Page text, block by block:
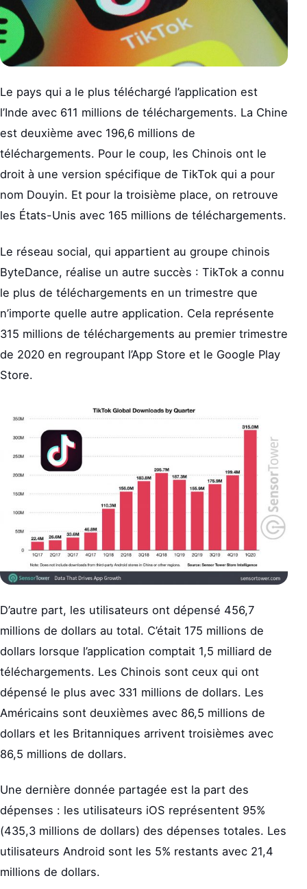
Le pays qui a le plus téléchargé l’application est
l’Inde avec 611 millions de téléchargements. La Chine
est deuxième avec 196,6 millions de
téléchargements. Pour le coup, les Chinois ont le
droit à une version spécifique de TikTok qui a pour
nom Douyin. Et pour la troisième place, on retrouve
les États-Unis avec 165 millions de téléchargements.
Le réseau social, qui appartient au groupe chinois
ByteDance, réalise un autre succès : TikTok a connu
le plus de téléchargements en un trimestre que
n’importe quelle autre application. Cela représente
315 millions de téléchargements au premier trimestre
de 2020 en regroupant l’App Store et le Google Play
Store.
D’autre part, les utilisateurs ont dépensé 456,7
millions de dollars au total. C’était 175 millions de
dollars lorsque l’application comptait 1,5 milliard de
téléchargements. Les Chinois sont ceux qui ont
dépensé le plus avec 331 millions de dollars. Les
Américains sont deuxièmes avec 86,5 millions de
dollars et les Britanniques arrivent troisièmes avec
86,5 millions de dollars.
Une dernière donnée partagée est la part des
dépenses : les utilisateurs iOS représentent 95%
(435,3 millions de dollars) des dépenses totales. Les
utilisateurs Android sont les 5% restants avec 21,4
millions de dollars.